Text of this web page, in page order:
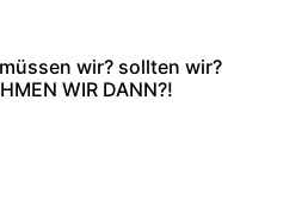
wir? sollten wir?
WIR DANN?!